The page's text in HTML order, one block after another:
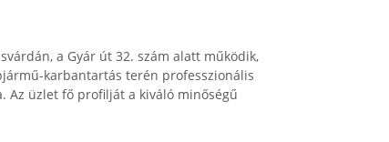
a Gyár út 32. szám alatt működik,
karbantartás terén professzionális
Az üzlet fő profilját a kiváló minőségű